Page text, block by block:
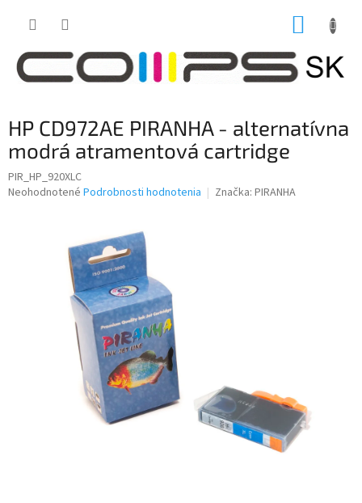
HP CD972AE PIRANHA - alternatívna
modrá atramentová cartridge
PIR_HP_920XLC
Priemerné
Neohodnotené Podrobnosti hodnotenia Značka: PIRANHA